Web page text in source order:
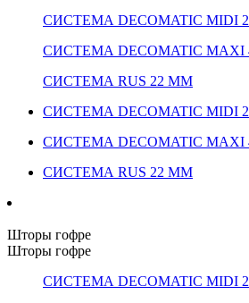
СИСТЕМА DECOMATIC MIDI
СИСТЕМА DECOMATIC
СИСТЕМА RUS 22 ММ
СИСТЕМА DECOMATIC MIDI
СИСТЕМА DECOMATIC
СИСТЕМА RUS 22 ММ
Шторы гофре
Шторы гофре
СИСТЕМА DECOMATIC MIDI